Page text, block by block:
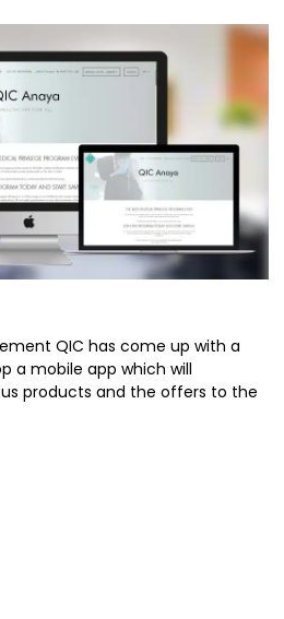
QIC has come up with a
a mobile app which will
products and the offers to the